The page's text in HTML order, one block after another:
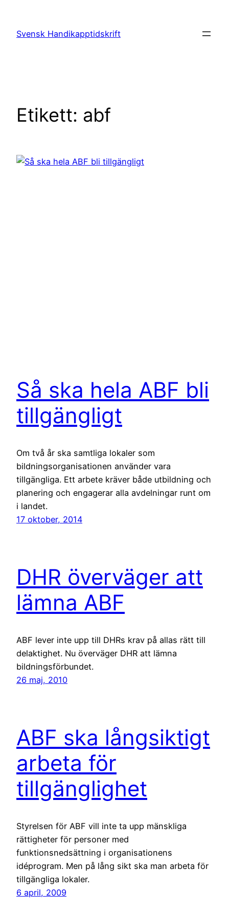
innehåll
Svensk Handikapptidskrift
Etikett: abf
Så ska hela ABF bli
tillgängligt
Om två år ska samtliga lokaler som
bildningsorganisationen använder vara
tillgängliga. Ett arbete kräver både utbildning och
planering och engagerar alla avdelningar runt om
i landet.
17 oktober, 2014
DHR överväger att
lämna ABF
ABF lever inte upp till DHRs krav på allas rätt till
delaktighet. Nu överväger DHR att lämna
bildningsförbundet.
26 maj, 2010
ABF ska långsiktigt
arbeta för
tillgänglighet
Styrelsen för ABF vill inte ta upp mänskliga
rättigheter för personer med
funktionsnedsättning i organisationens
idéprogram. Men på lång sikt ska man arbeta för
tillgängliga lokaler.
6 april, 2009